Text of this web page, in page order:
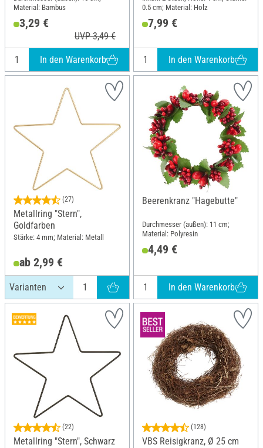
Material: Bambus
3,29 €
UVP 3,49 €
In den Warenkorb
0.5 cm; Material: Holz
7,99 €
In den Warenkorb
(27)
Metallring "Stern",
Goldfarben
Stärke: 4 mm; Material: Metall
ab 2,99 €
Beerenkranz "Hagebutte"
Durchmesser (außen): 11 cm;
Material: Polyresin
4,49 €
In den Warenkorb
(22)
Metallring "Stern", Schwarz
(128)
VBS Reisigkranz, Ø 25 cm